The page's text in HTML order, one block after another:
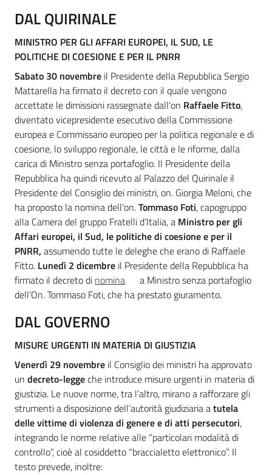
Novità
Servizi
Leggi Atti Bandi
Argomenti
DAL QUIRINALE
MINISTRO PER GLI AFFARI EUROPEI, IL SUD, LE
POLITICHE DI COESIONE E PER IL PNRR
Sabato 30 novembre il Presidente della Repubblica Sergio
Mattarella ha firmato il decreto con il quale vengono
accettate le dimissioni rassegnate dall'on Raffaele Fitto,
diventato vicepresidente esecutivo della Commissione
europea e Commissario europeo per la politica regionale e di
coesione, lo sviluppo regionale, le città e le riforme, dalla
carica di Ministro senza portafoglio. Il Presidente della
Repubblica ha quindi ricevuto al Palazzo del Quirinale il
Presidente del Consiglio dei ministri, on. Giorgia Meloni, che
ha proposto la nomina dell'on.Tommaso Foti, capogruppo
alla Camera del gruppo Fratelli d’Italia, a Ministro per gli
Affari europei, il Sud, le politiche di coesione e per il
PNRR, assumendo tutte le deleghe che erano di Raffaele
Fitto. Lunedì 2 dicembre il Presidente della Repubblica ha
firmato il decreto di nomina
a Ministro senza portafoglio
dell’On. Tommaso Foti, che ha prestato giuramento.
DAL GOVERNO
MISURE URGENTI IN MATERIA DI GIUSTIZIA
Venerdì 29 novembre il Consiglio dei ministri ha approvato
un decreto-leggeche introduce misure urgenti in materia di
giustizia. Le nuove norme, tra l’altro, mirano a rafforzare gli
strumenti a disposizione dell’autorità giudiziaria atutela
delle vittime di violenza di genere e di atti persecutori,
integrando le norme relative alle “particolari modalità di
controllo”, cioè al cosiddetto “braccialetto elettronico”. Il
testo prevede, inoltre: